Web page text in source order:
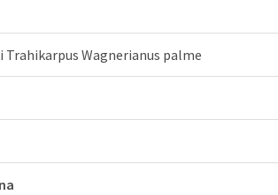
Trahikarpus Wagnerianus palme